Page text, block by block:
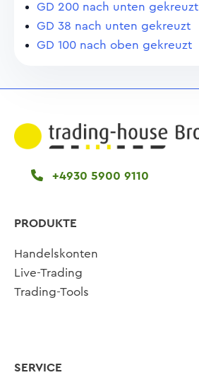
GD 200 nach unten gekreuzt
GD 38 nach unten gekreuzt
GD 100 nach oben gekreuzt
+4930 5900 9110
PRODUKTE
Handelskonten
Live-Trading
Trading-Tools
SERVICE